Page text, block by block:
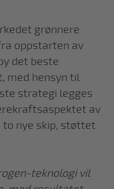
grønnere
oppstarten av
det beste
med hensyn til
strategi legges
av
to nye skip, støttet
teknologi vil